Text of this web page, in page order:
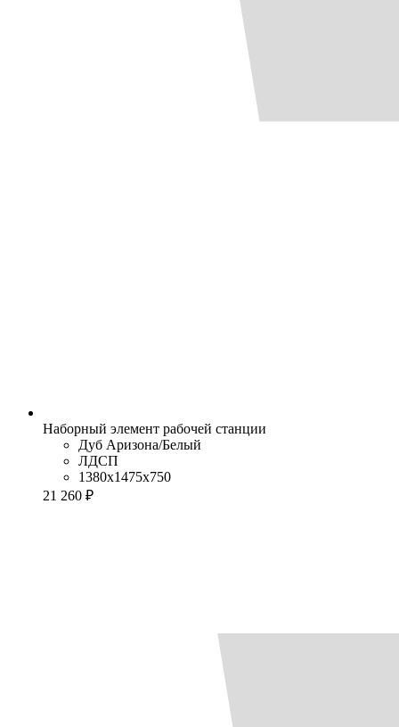
Наборный элемент рабочей станции
Дуб Аризона/Белый
ЛДСП
1380x1475x750
21 260 ₽